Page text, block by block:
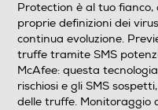
Digitale
Si
Informazioni sulla
Protection è al tuo
proprie definizioni dei
continua evoluzione.
truffe tramite SMS
McAfee: questa
rischiosi e gli SMS
delle truffe. Monitoraggio